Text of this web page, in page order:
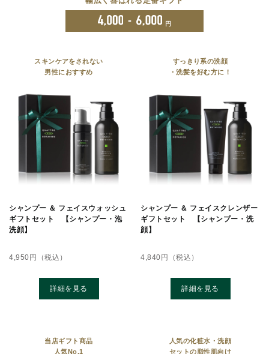
- 円
スキンケアをされない
男性におすすめ
シャンプー ＆ フェイスウォッシュ
ギフトセット 【シャンプー・泡
洗顔】
4,950 円（税込）
詳細を見る
すっきり系の洗顔
・洗髪を好む方に！
シャンプー ＆ フェイスクレンザー
ギフトセット 【シャンプー・洗
顔】
4,840 円（税込）
詳細を見る
当店ギフト商品
人気No.1
人気の化粧水・洗顔
セットの脂性肌向け